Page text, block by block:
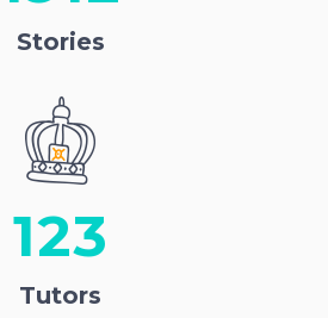
Stories
123
Tutors